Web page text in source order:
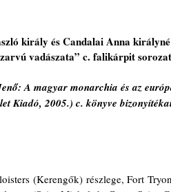
király és Candalai Anna királyné
vadászata” c. falikárpit
A magyar monarchia és az
Kiadó, 2005.) c. könyve
(Kerengők) részlege, Fort